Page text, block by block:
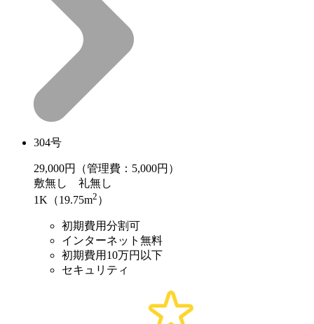
304号
29,000円（管理費：5,000円）
敷無し 礼無し
1K（19.75m2 ）
初期費用分割可
インターネット無料
初期費用10万円以下
セキュリティ